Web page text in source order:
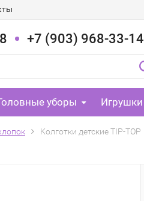
+7 (903) 968-33-14
уборы Игрушки
Колготки детские TIP-TOP